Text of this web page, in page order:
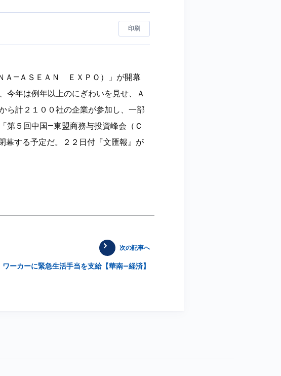
印刷
Ａ—ＡＳＥＡＮ ＥＸＰＯ）」が開幕
今年は例年以上のにぎわいを見せ、Ａ
ら計２１００社の企業が参加し、一部
第５回中国—東盟商務与投資峰会（Ｃ
幕する予定だ。２２日付『文匯報』が
次の記事へ
ワーカーに緊急生活手当を支給【華南—経済】